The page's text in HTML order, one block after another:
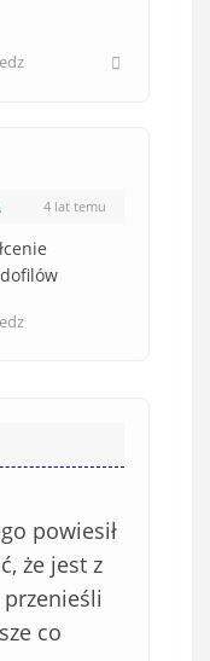
4 lat temu
powiesił
że jest z
co